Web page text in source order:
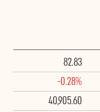
82.83
-0.28%
40,905.60